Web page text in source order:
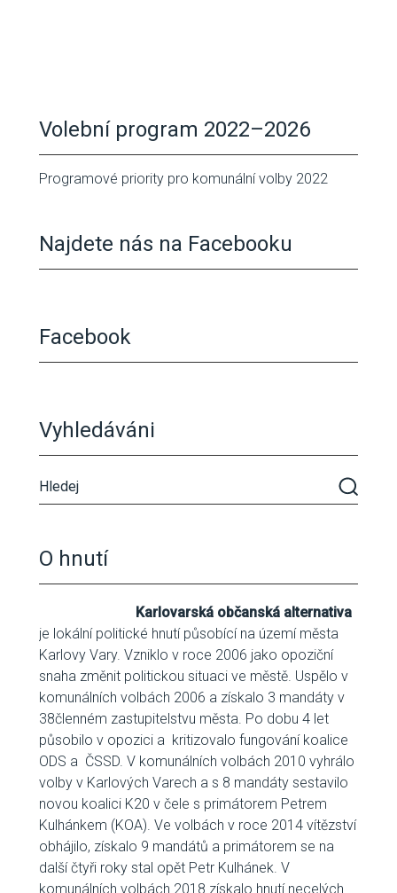
Volební program 2022–2026
Programové priority pro komunální volby 2022
Najdete nás na Facebooku
Facebook
Vyhledáváni
O hnutí
Karlovarská občanská alternativa
je lokální politické hnutí působící na území města
Karlovy Vary. Vzniklo v roce 2006 jako opoziční
snaha změnit politickou situaci ve městě. Uspělo v
komunálních volbách 2006 a získalo 3 mandáty v
38členném zastupitelstvu města. Po dobu 4 let
působilo v opozici a kritizovalo fungování koalice
ODS a ČSSD. V komunálních volbách 2010 vyhrálo
volby v Karlových Varech a s 8 mandáty sestavilo
novou koalici K20 v čele s primátorem Petrem
Kulhánkem (KOA). Ve volbách v roce 2014 vítězství
obhájilo, získalo 9 mandátů a primátorem se na
další čtyři roky stal opět Petr Kulhánek. V
komunálních volbách 2018 získalo hnutí necelých